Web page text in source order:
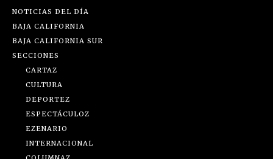
NOTICIAS DEL DÍA
BAJA CALIFORNIA
BAJA CALIFORNIA SUR
SECCIONES
CARTAZ
CULTURA
DEPORTEZ
ESPECTÁCULOZ
EZENARIO
INTERNACIONAL